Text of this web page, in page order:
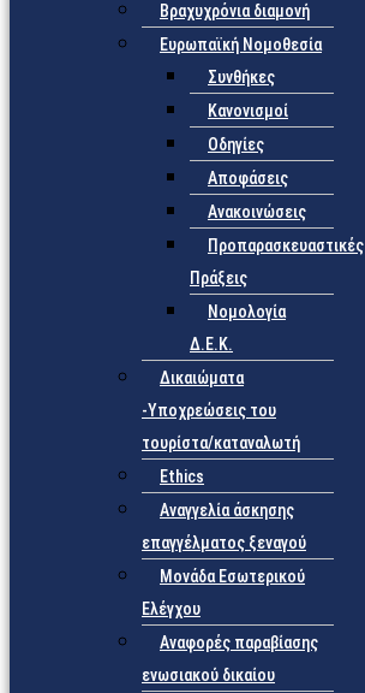
Βραχυχρόνια διαμονή
Ευρωπαϊκή Νομοθεσία
Συνθήκες
Κανονισμοί
Οδηγίες
Αποφάσεις
Ανακοινώσεις
Προπαρασκευαστικές
Πράξεις
Νομολογία
Δ.Ε.Κ.
Δικαιώματα
-Υποχρεώσεις του
τουρίστα/καταναλωτή
Ethics
Αναγγελία άσκησης
επαγγέλματος ξεναγού
Μονάδα Εσωτερικού
Ελέγχου
Αναφορές παραβίασης
ενωσιακού δικαίου